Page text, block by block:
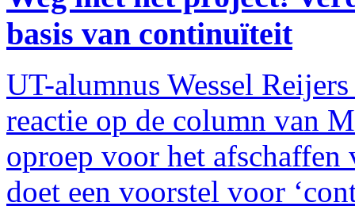
basis van continuïteit
UT-alumnus Wessel
reactie op de column van
oproep voor het afschaffen
doet een voorstel voor